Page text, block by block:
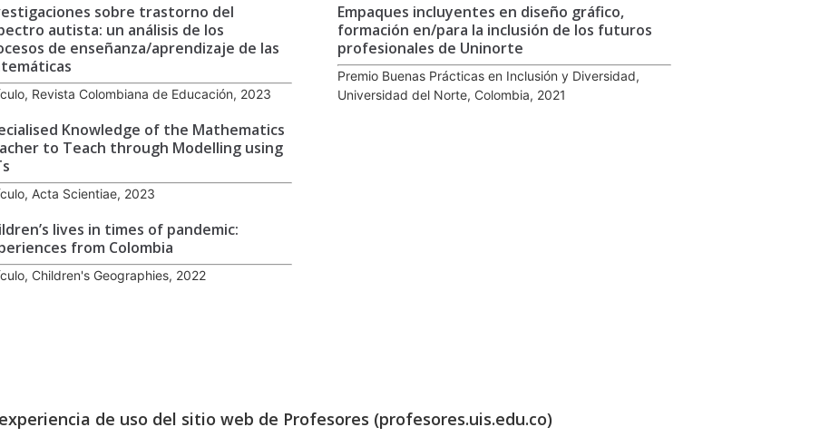
sobre trastorno del
autista: un análisis de los
de enseñanza/aprendizaje de las
Revista Colombiana de Educación, 2023
Knowledge of the Mathematics
to Teach through Modelling using
Acta Scientiae, 2023
lives in times of pandemic:
from Colombia
Children's Geographies, 2022
Empaques incluyentes en diseño gráfico,
formación en/para la inclusión de los futuros
profesionales de Uninorte
Premio Buenas Prácticas en Inclusión y Diversidad,
Universidad del Norte, Colombia, 2021
de uso del sitio web de Profesores (profesores.uis.edu.co)